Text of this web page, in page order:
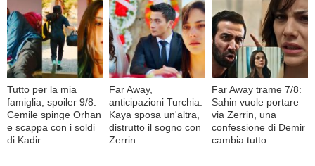
Tutto per la mia
famiglia, spoiler 9/8:
Cemile spinge Orhan
e scappa con i soldi
di Kadir
Far Away,
anticipazioni Turchia:
Kaya sposa un'altra,
distrutto il sogno con
Zerrin
Far Away trame 7/8:
Sahin vuole portare
via Zerrin, una
confessione di Demir
cambia tutto